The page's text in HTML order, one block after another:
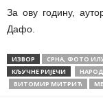
За ову годину,
Дафо.
ИЗВОР
СРНА, ФОТО
КЉУЧНЕ РИЈЕЧИ
ВИТОМИР МИТРИЋ